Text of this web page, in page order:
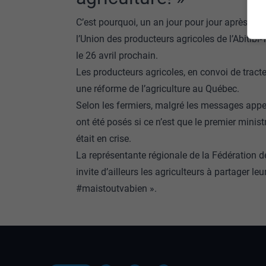
C’est pourquoi, un an jour pour jour après
l’Union des producteurs agricoles de
le 26 avril prochain.
Les producteurs agricoles, en convoi de
une réforme de l’agriculture au Québec.
Selon les fermiers, malgré les messages
ont été posés si ce n’est que le premier
était en crise.
La représentante régionale de la Fédération
invite d’ailleurs les agriculteurs à partager
#maistoutvabien ».